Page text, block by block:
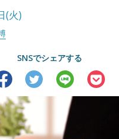
(火)
SNSでシェアする